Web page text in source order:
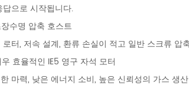
답으로 시작됩니다.
수명 압축 호스트
로터, 저속 설계, 환류 손실이 적고 일반 스크류
효율적인 IE5 영구 자석 모터
마력, 낮은 에너지 소비, 높은 신뢰성의 가스 생